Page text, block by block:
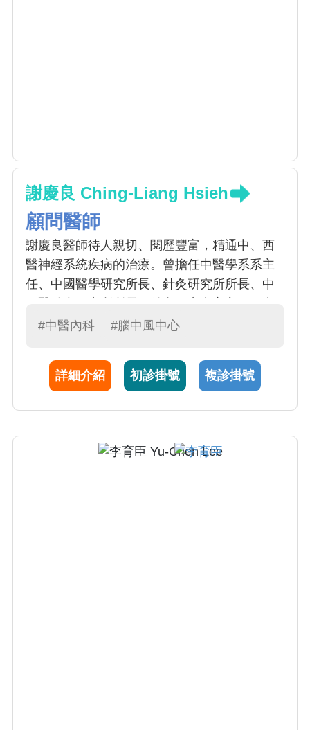
謝慶良 Ching-Liang Hsieh
顧問醫師
謝慶良醫師待人親切、閱歷豐富，精通中、西
醫神經系統疾病的治療。曾擔任中醫學系系主
任、中國醫學研究所長、針灸研究所所長、中
醫暨針灸研究中心主任。臨床與教學經驗豐
#中醫內科 #腦中風中心
詳細介紹 初診掛號 複診掛號